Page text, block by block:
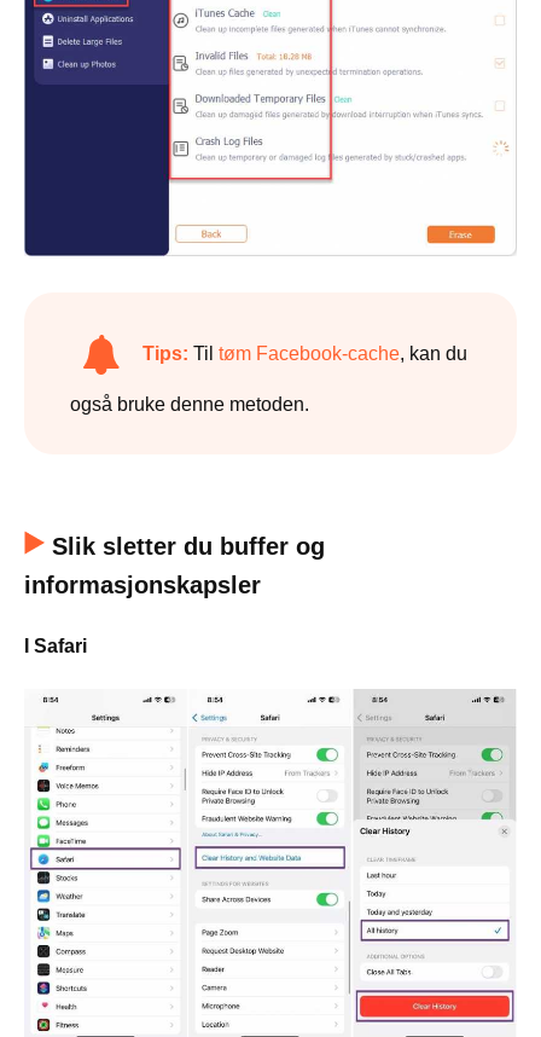
Tips: Til tøm Facebook-cache, kan du
også bruke denne metoden.
Slik sletter du buffer og
informasjonskapsler
I Safari